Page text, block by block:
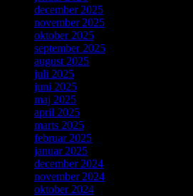
december 2025
november 2025
oktober 2025
september 2025
august 2025
juli 2025
juni 2025
maj 2025
april 2025
marts 2025
februar 2025
januar 2025
december 2024
november 2024
oktober 2024